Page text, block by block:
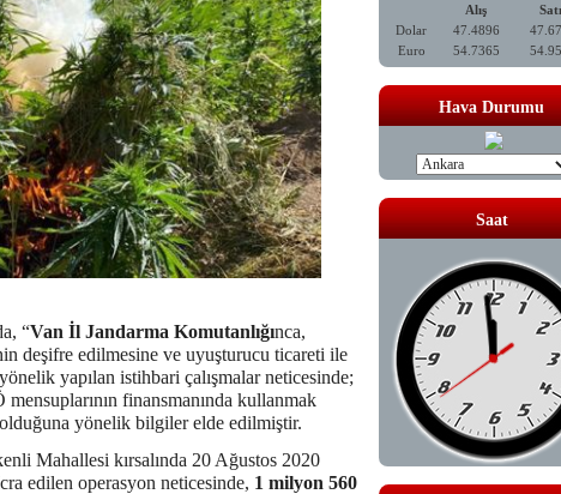
“Van İl Jandarma Komutanlığınca,
deşifre edilmesine ve uyuşturucu ticareti ile
yönelik yapılan istihbari çalışmalar neticesinde;
finansmanında kullanmak
yönelik bilgiler elde edilmiştir.
Mahallesi kırsalında 20 Ağustos 2020
edilen operasyon neticesinde, 1 milyon 560
Alış
Dolar
47.4896
Euro
54.7365
Hava Durumu
Saat